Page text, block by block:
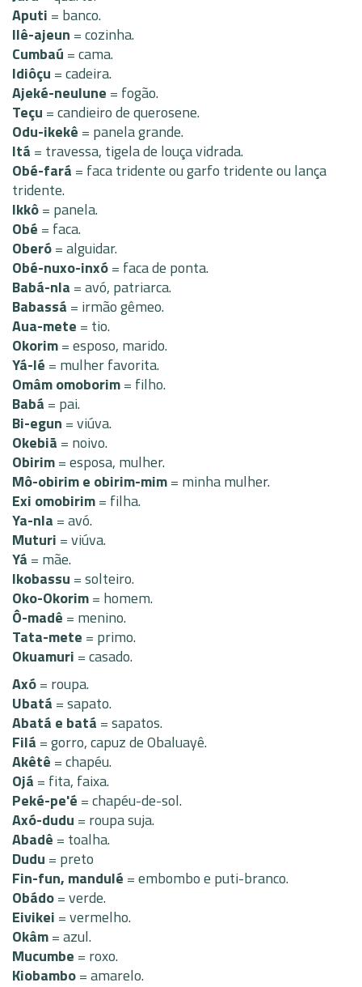
Aputi = banco.
Ilê-ajeun = cozinha.
Cumbaú = cama.
Idiôçu = cadeira.
Ajeké-neulune = fogão.
Teçu = candieiro de querosene.
Odu-ikekê = panela grande.
Itá = travessa, tigela de louça vidrada.
Obé-fará = faca tridente ou garfo tridente ou lança
tridente.
Ikkô= panela.
Obé = faca.
Oberó= alguidar.
Obé-nuxo-inxó= faca de ponta.
Babá-nla = avó, patriarca.
Babassá = irmão gêmeo.
Aua-mete = tio.
Okorim= esposo, marido.
Yá-lé = mulher favorita.
Omâm omoborim= filho.
Babá = pai.
Bi-egun = viúva.
Okebiã = noivo.
Obirim= esposa, mulher.
Mô-obirim e obirim-mim= minha mulher.
Exi omobirim= filha.
Ya-nla = avó.
Muturi = viúva.
Yá = mãe.
Ikobassu = solteiro.
Oko-Okorim= homem.
Ô-madê = menino.
Tata-mete = primo.
Okuamuri = casado.
Axó= roupa.
Ubatá = sapato.
Abatá e batá = sapatos.
Filá = gorro, capuz de Obaluayê.
Akêtê = chapéu.
Ojá = fita, faixa.
Peké-pe'é = chapéu-de-sol.
Axó-dudu = roupa suja.
Abadê = toalha.
Dudu = preto
Fin-fun, mandulé = embombo e puti-branco.
Obádo= verde.
Eivikei = vermelho.
Okâm= azul.
Mucumbe = roxo.
Kiobambo= amarelo.